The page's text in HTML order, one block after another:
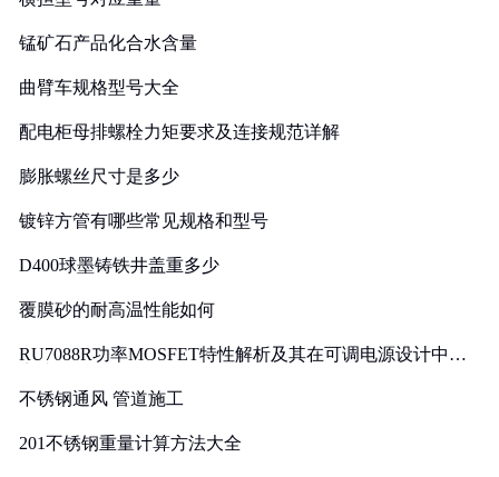
锰矿石产品化合水含量
曲臂车规格型号大全
配电柜母排螺栓力矩要求及连接规范详解
膨胀螺丝尺寸是多少
镀锌方管有哪些常见规格和型号
D400球墨铸铁井盖重多少
覆膜砂的耐高温性能如何
RU7088R功率MOSFET特性解析及其在可调电源设计中的
不锈钢通风 管道施工
201不锈钢重量计算方法大全